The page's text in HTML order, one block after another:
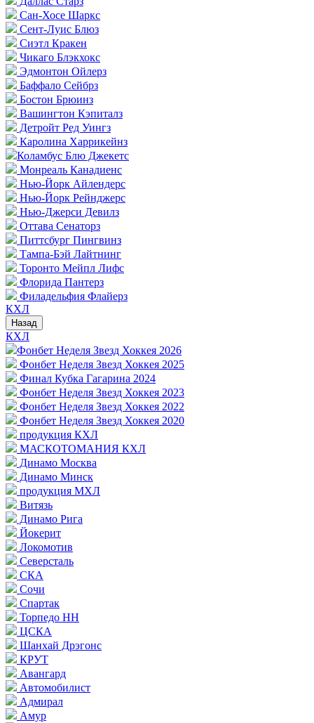
Сан-Хосе Шаркс
Сент-Луис Блюз
Сиэтл Кракен
Чикаго Блэкхокс
Эдмонтон Ойлерз
Баффало Сейбрз
Бостон Брюинз
Вашингтон Кэпиталз
Детройт Ред Уингз
Каролина Харрикейнз
Коламбус Блю Джекетс
Монреаль Канадиенс
Нью-Йорк Айлендерс
Нью-Йорк Рейнджерс
Нью-Джерси Девилз
Оттава Сенаторз
Питтсбург Пингвинз
Тампа-Бэй Лайтнинг
Торонто Мейпл Лифс
Флорида Пантерз
Филадельфия Флайерз
КХЛ
Назад
КХЛ
Фонбет Неделя Звезд Хоккея 2026
Фонбет Неделя Звезд Хоккея 2025
Финал Кубка Гагарина 2024
Фонбет Неделя Звезд Хоккея 2023
Фонбет Неделя Звезд Хоккея 2022
Фонбет Неделя Звезд Хоккея 2020
продукция КХЛ
МАСКОТОМАНИЯ КХЛ
Динамо Москва
Динамо Минск
продукция МХЛ
Витязь
Динамо Рига
Йокерит
Локомотив
Северсталь
СКА
Сочи
Спартак
Торпедо НН
ЦСКА
Шанхай Дрэгонс
КРУТ
Авангард
Автомобилист
Адмирал
Амур